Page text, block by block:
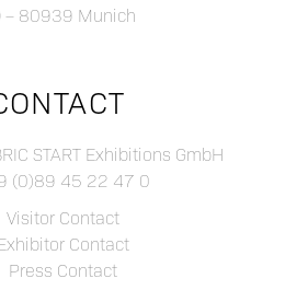
– 80939 Munich
START Exhibitions GmbH
(0)89 45 22 47 0
Visitor Contact
Contact
Press Contact